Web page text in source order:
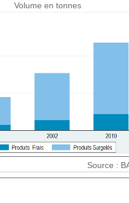
Volume en tonnes
Source :